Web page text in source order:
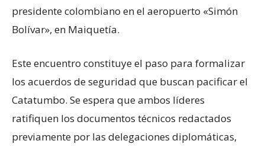
presidente colombiano en el aeropuerto «Simón
Bolívar», en Maiquetía.
Este encuentro constituye el paso para formalizar
los acuerdos de seguridad que buscan pacificar el
Catatumbo. Se espera que ambos líderes
ratifiquen los documentos técnicos redactados
previamente por las delegaciones diplomáticas,